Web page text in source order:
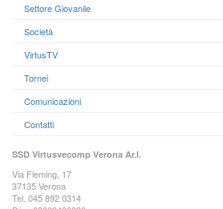
Settore Giovanile
Società
VirtusTV
Tornei
Comunicazioni
Contatti
SSD Virtusvecomp Verona Ar.l.
Via Fleming, 17
37135 Verona
Tel. 045 892 0314